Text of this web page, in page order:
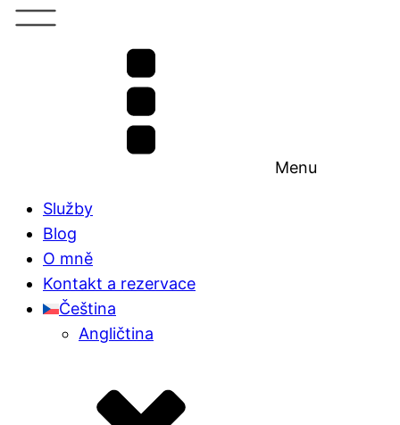
Menu
Služby
Blog
O mně
Kontakt a rezervace
Čeština
Angličtina